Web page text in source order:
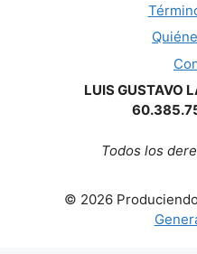
LUIS GUSTAVO
Todos los
© 2026